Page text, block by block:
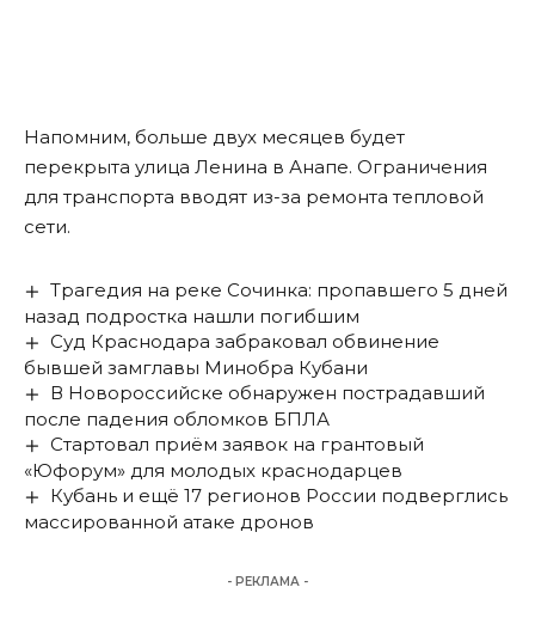
Напомним, больше двух месяцев будет
перекрыта улица Ленина в Анапе. Ограничения
для транспорта вводят из-за ремонта тепловой
сети.
Трагедия на реке Сочинка: пропавшего 5 дней
назад подростка нашли погибшим
Суд Краснодара забраковал обвинение
бывшей замглавы Минобра Кубани
В Новороссийске обнаружен пострадавший
после падения обломков БПЛА
Стартовал приём заявок на грантовый
«Юфорум» для молодых краснодарцев
Кубань и ещё 17 регионов России подверглись
массированной атаке дронов
- РЕКЛАМА -